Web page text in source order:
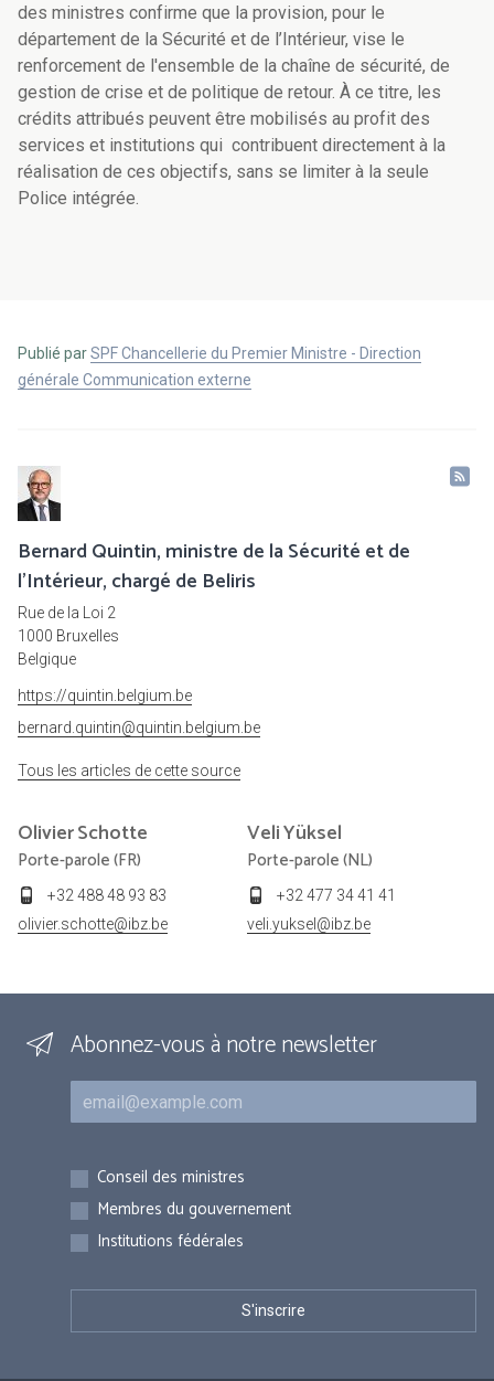
des ministres confirme que la provision, pour le
département de la Sécurité et de l’Intérieur, vise le
renforcement de l'ensemble de la chaîne de sécurité, de
gestion de crise et de politique de retour. À ce titre, les
crédits attribués peuvent être mobilisés au profit des
services et institutions qui contribuent directement à la
réalisation de ces objectifs, sans se limiter à la seule
Police intégrée.
Publié parSPF Chancellerie du Premier Ministre - Direction
générale Communication externe
Bernard Quintin, ministre de la Sécurité et de
l’Intérieur, chargé de Beliris
Rue de la Loi 2
1000 Bruxelles
Belgique
https://quintin.belgium.be
bernard.quintin@quintin.belgium.be
Tous les articles de cette source
OlivierSchotte
Porte-parole (FR)
+32 488 48 93 83
olivier.schotte@ibz.be
VeliYüksel
Porte-parole (NL)
+32 477 34 41 41
veli.yuksel@ibz.be
Abonnez-vous à notre newsletter
Courriel
Inscriptions
Conseil des ministres
Membres du gouvernement
Institutions fédérales